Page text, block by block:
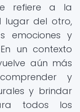
refiere a la
lugar del otro,
emociones y
un contexto
aún más
y
y brindar
todos los